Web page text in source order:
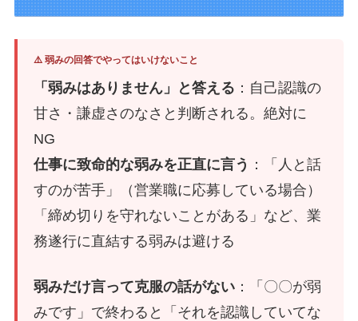
⚠️ 弱みの回答でやってはいけないこと
「弱みはありません」と答える ：自己認識の
甘さ・謙虚さのなさと判断される。絶対に
NG
仕事に致命的な弱みを正直に言う ：「人と話
すのが苦手」（営業職に応募している場合）
「締め切りを守れないことがある」など、業
務遂行に直結する弱みは避ける
弱みだけ言って克服の話がない ：「〇〇が弱
みです」で終わると「それを認識していてな